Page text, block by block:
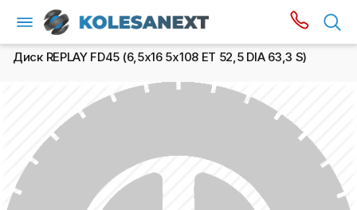
Диск REPLAY FD45 (6,5х16 5x108 ET 52,5 DIA 63,3 S)